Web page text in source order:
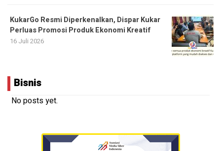
KukarGo Resmi Diperkenalkan, Dispar Kukar
Perluas Promosi Produk Ekonomi Kreatif
16 Juli 2026
Bisnis
No posts yet.